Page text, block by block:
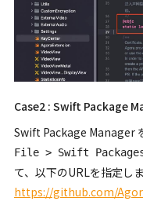
Case2 : Swift Package
Swift Package Manager
File > Swift Packages
て、以下のURLを指定しま
https://github.com/